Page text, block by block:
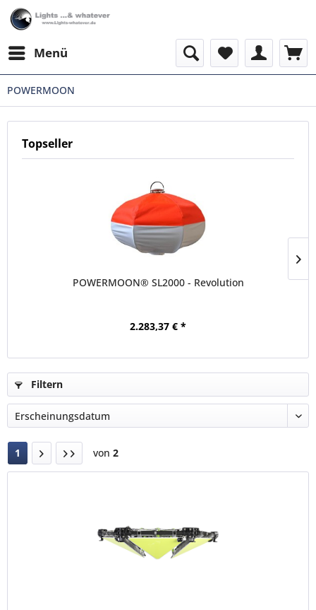
Menü
POWERMOON
Topseller
POWERMOON® SL2000 - Revolution
2.283,37 € *
Filtern
1 von 2